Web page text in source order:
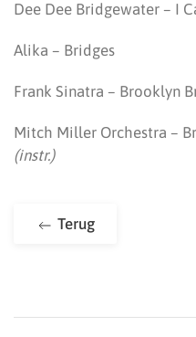
Dee Dee Bridgewater – I
Alika – Bridges
Frank Sinatra – Brooklyn
Mitch Miller Orchestra –
(instr.)
Terug